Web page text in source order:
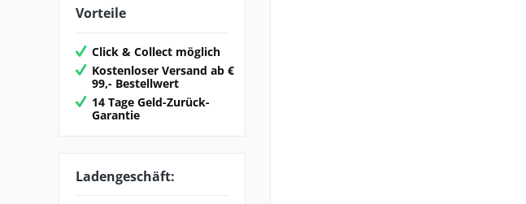
Vorteile
Click & Collect möglich
Kostenloser Versand ab €
99,- Bestellwert
14 Tage Geld-Zurück-
Garantie
Ladengeschäft: